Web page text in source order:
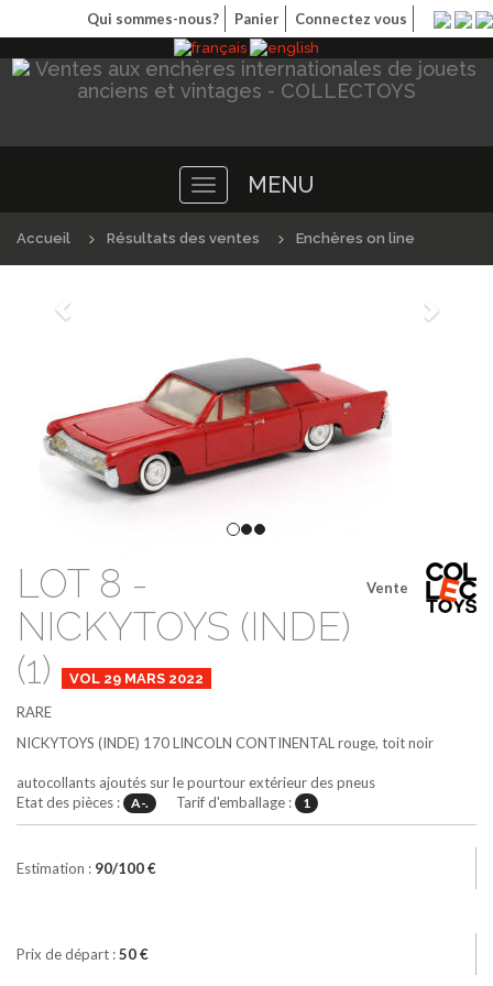
Qui sommes-nous? Panier Connectez vous
Toggle
navigation
MENU
Accueil Résultats des ventes Enchères on line
Précédént
Vente
LOT 8 -
NICKYTOYS (INDE)
(1)
VOL 29 MARS 2022
RARE
NICKYTOYS (INDE) 170LINCOLN CONTINENTAL rouge, toit noir
autocollants ajoutés sur le pourtour extérieur des pneus
Etat des pièces :
A-. Tarif d'emballage : 1
Estimation : 90/100 €
Prix de départ :50 €